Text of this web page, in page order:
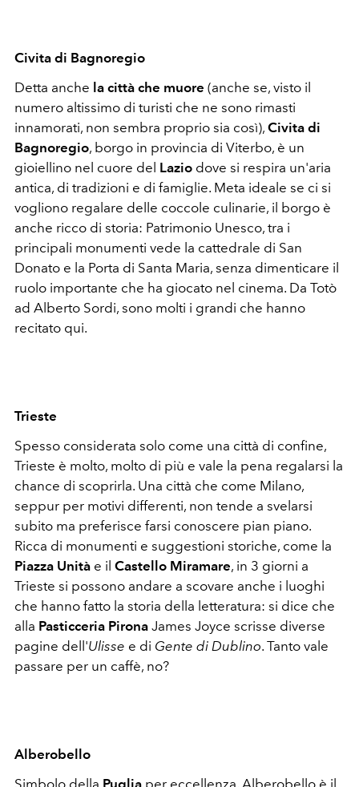
Civita di Bagnoregio
Detta anche la città che muore (anche se, visto il
numero altissimo di turisti che ne sono rimasti
innamorati, non sembra proprio sia così), Civita di
Bagnoregio, borgo in provincia di Viterbo, è un
gioiellino nel cuore del Lazio dove si respira un'aria
antica, di tradizioni e di famiglie. Meta ideale se ci si
vogliono regalare delle coccole culinarie, il borgo è
anche ricco di storia: Patrimonio Unesco, tra i
principali monumenti vede la cattedrale di San
Donato e la Porta di Santa Maria, senza dimenticare il
ruolo importante che ha giocato nel cinema. Da Totò
ad Alberto Sordi, sono molti i grandi che hanno
recitato qui.
Trieste
Spesso considerata solo come una città di confine,
Trieste è molto, molto di più e vale la pena regalarsi la
chance di scoprirla. Una città che come Milano,
seppur per motivi differenti, non tende a svelarsi
subito ma preferisce farsi conoscere pian piano.
Ricca di monumenti e suggestioni storiche, come la
Piazza Unità e il Castello Miramare, in 3 giorni a
Trieste si possono andare a scovare anche i luoghi
che hanno fatto la storia della letteratura: si dice che
alla Pasticceria Pirona James Joyce scrisse diverse
pagine dell'Ulisse e di Gente di Dublino. Tanto vale
passare per un caffè, no?
Alberobello
Simbolo della Puglia per eccellenza, Alberobello è il